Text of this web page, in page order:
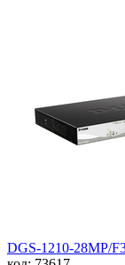
DGS-1210-28MP/